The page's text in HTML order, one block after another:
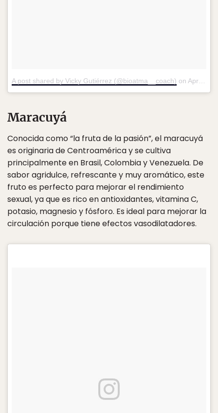
A post shared by Vicky Gutiérrez (@bioatma__coach) on Apr 8, 2018 at 9:43pm PDT
Maracuyá
Conocida como “la fruta de la pasión”, el maracuyá
es originaria de Centroamérica y se cultiva
principalmente en Brasil, Colombia y Venezuela. De
sabor agridulce, refrescante y muy aromático, este
fruto es perfecto para mejorar el rendimiento
sexual, ya que es rico en antioxidantes, vitamina C,
potasio, magnesio y fósforo. Es ideal para mejorar la
circulación porque tiene efectos vasodilatadores.